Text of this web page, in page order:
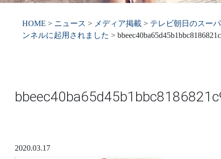
HOME > ニュース > メディア掲載> テレビ朝日のスー
ンネルに起用されました >
2020.03.17